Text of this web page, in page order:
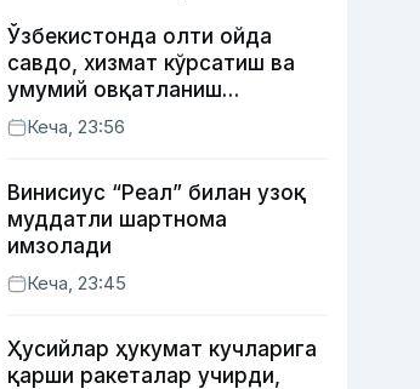
Ўзбекистонда олти ойда
савдо, хизмат кўрсатиш ва
умумий овқатланиш
корхоналари қанча солиқ
тўлагани очиқланди
Кеча, 23:56
Винисиус “Реал” билан узоқ
муддатли шартнома
имзолади
Кеча, 23:45
Ҳусийлар ҳукумат кучларига
қарши ракеталар учирди,